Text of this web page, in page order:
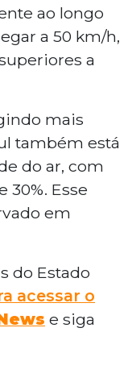
ao longo
a 50 km/h,
a
mais
também está
do ar, com
30%. Esse
em
do Estado
acessar o
e siga